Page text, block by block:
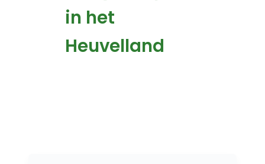
in het
Heuvelland